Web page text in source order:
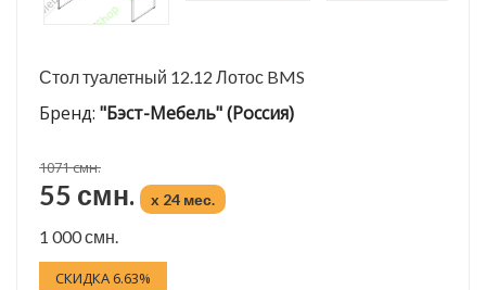
Стол туалетный 12.12 Лотос BMS
Бренд: "Бэст-Мебель" (Россия)
1071 смн.
55 смн. x 24 мес.
1 000 смн.
СКИДКА 6.63%